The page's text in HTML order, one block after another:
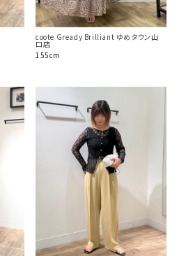
coote Gready Brilliant ゆめタウン山
口店
155cm